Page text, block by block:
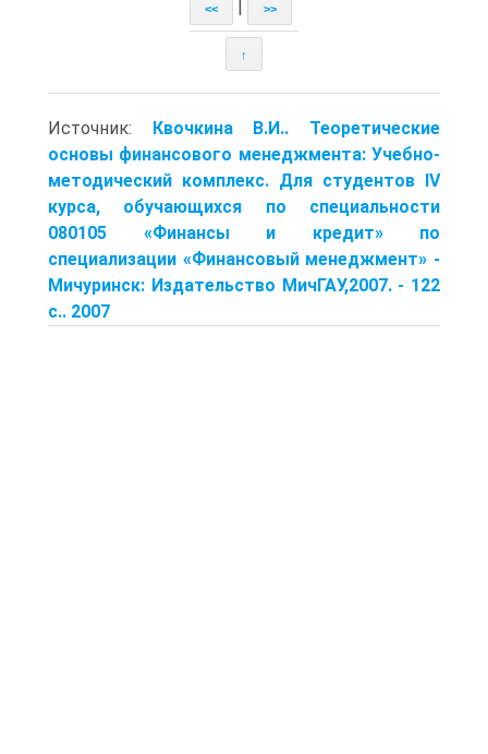
<< >>
↑
Источник: Квочкина В.И.. Теоретические
основы финансового менеджмента: Учебно-
методический комплекс. Для студентов IV
курса, обучающихся по специальности
080105 «Финансы и кредит» по
специализации «Финансовый менеджмент» -
Мичуринск: Издательство МичГАУ,2007. - 122
с.. 2007